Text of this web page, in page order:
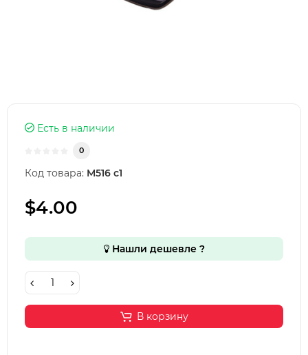
Есть в наличии
0
Код товара: M516 c1
$4.00
Нашли дешевле ?
В корзину